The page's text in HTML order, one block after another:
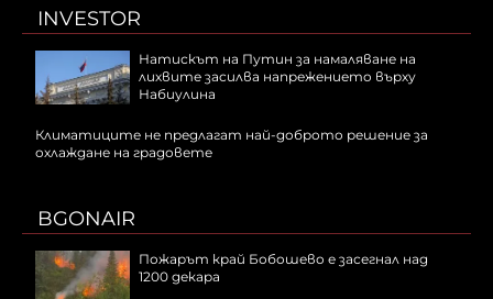
INVESTOR
Натискът на Путин за намаляване на
лихвите засилва напрежението върху
Набиулина
Климатиците не предлагат най-доброто решение за
охлаждане на градовете
BGONAIR
Пожарът край Бобошево е засегнал над
1200 декара